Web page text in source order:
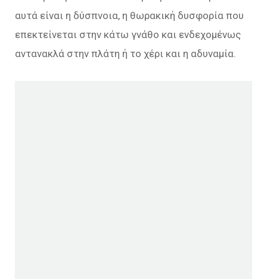
αυτά είναι η δύσπνοια, η θωρακική δυσφορία που
επεκτείνεται στην κάτω γνάθο και ενδεχομένως
αντανακλά στην πλάτη ή το χέρι και η αδυναμία.